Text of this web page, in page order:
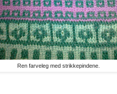
Ren farveleg med strikkepindene.